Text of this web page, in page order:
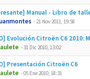
Manual - Libro de
-21 Nov 2011, 19:58
Evolución Citroën C6 2010:
- 31 Dic 2010, 13:02
Presentación Citroën C6
-05 Ene 2010, 18:31